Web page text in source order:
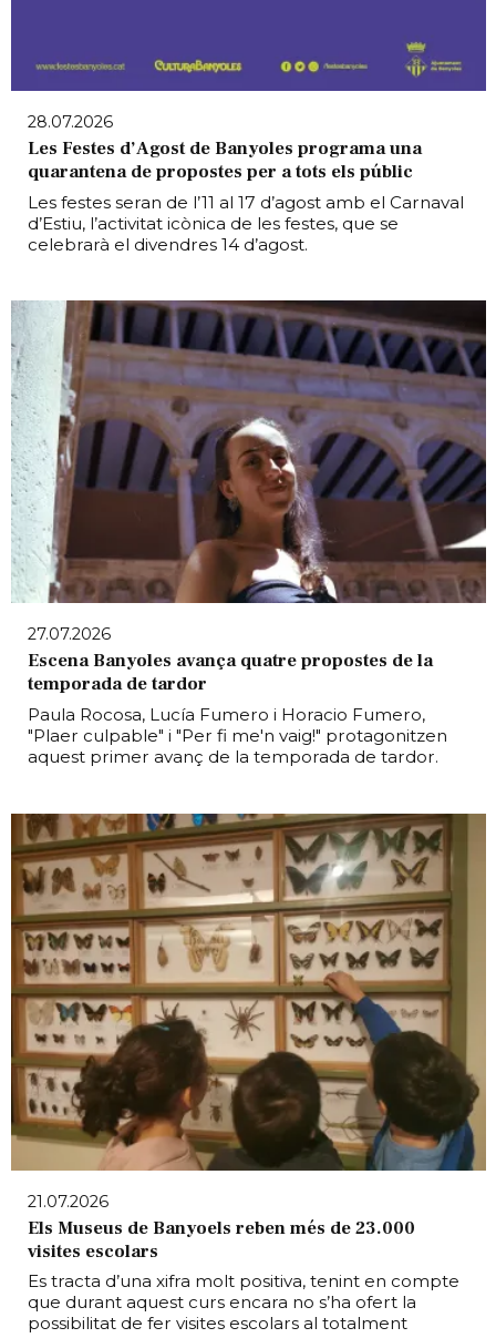
28.07.2026
Les Festes d’Agost de Banyoles programa una
quarantena de propostes per a tots els públic
Les festes seran de l’11 al 17 d’agost amb el Carnaval
d’Estiu, l’activitat icònica de les festes, que se
celebrarà el divendres 14 d’agost.
27.07.2026
Escena Banyoles avança quatre propostes de la
temporada de tardor
Paula Rocosa, Lucía Fumero i Horacio Fumero,
"Plaer culpable" i "Per fi me'n vaig!" protagonitzen
aquest primer avanç de la temporada de tardor.
21.07.2026
Els Museus de Banyoels reben més de 23.000
visites escolars
Es tracta d’una xifra molt positiva, tenint en compte
que durant aquest curs encara no s’ha ofert la
possibilitat de fer visites escolars al totalment